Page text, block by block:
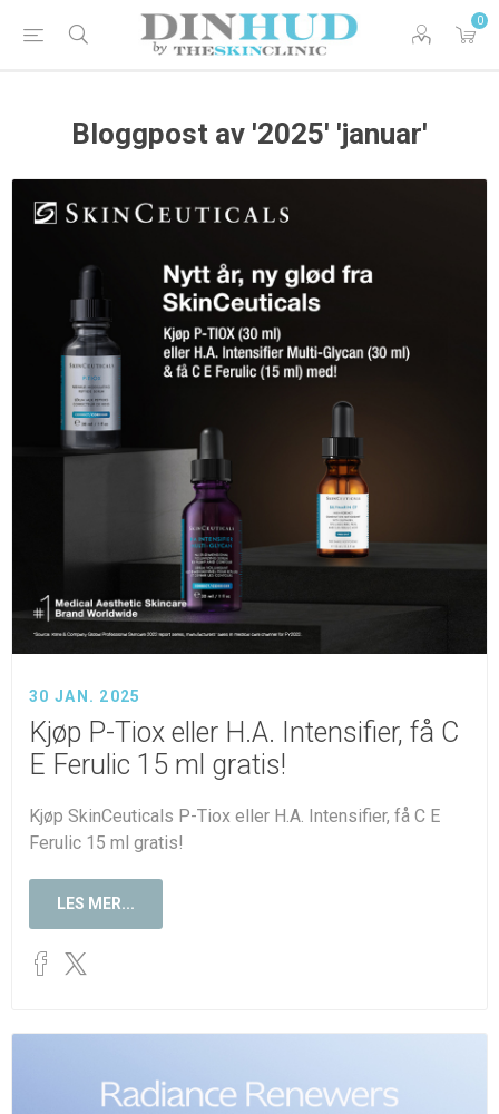
0
Bloggpost av '2025' 'januar'
30 JAN. 2025
Kjøp P-Tiox eller H.A. Intensifier, få C
E Ferulic 15 ml gratis!
Kjøp SkinCeuticals P-Tiox eller H.A. Intensifier, få C E
Ferulic 15 ml gratis!
LES MER...